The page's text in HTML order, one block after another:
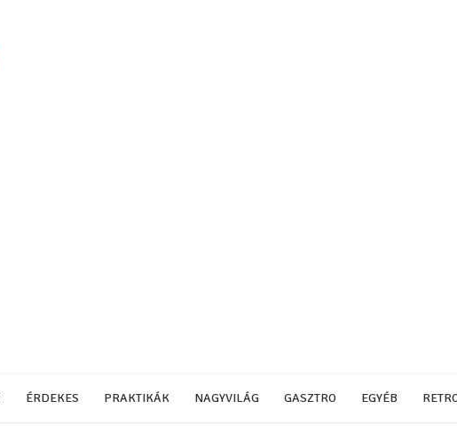
ÉRDEKES PRAKTIKÁK NAGYVILÁG GASZTRO EGYÉB